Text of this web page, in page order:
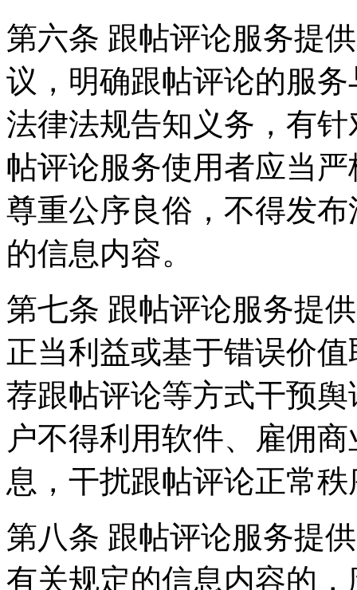
第六条 跟帖评论服务提
议，明确跟帖评论的服
法律法规告知义务，有
帖评论服务使用者应当
尊重公序良俗，不得发
的信息内容。
第七条 跟帖评论服务提
正当利益或基于错误价
荐跟帖评论等方式干预
户不得利用软件、雇佣
息，干扰跟帖评论正常
第八条 跟帖评论服务提
有关规定的信息内容的